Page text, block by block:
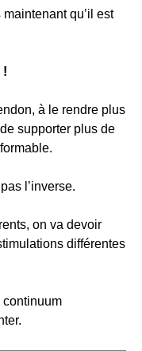
qu’il est
!
à le rendre plus
supporter plus de
l’inverse.
on va devoir
différentes
continuum